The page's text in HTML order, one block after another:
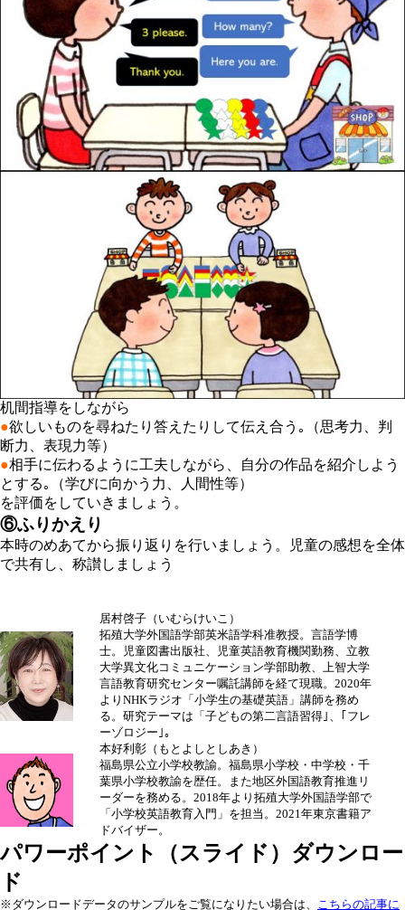
机間指導をしながら
●欲しいものを尋ねたり答えたりして伝え合う｡（思考力、判
断力、表現力等）
●相手に伝わるように工夫しながら、自分の作品を紹介しよう
とする｡（学びに向かう力、人間性等）
を評価をしていきましょう。
⑥ふりかえり
本時のめあてから振り返りを行いましょう。児童の感想を全体
で共有し、称讃しましょう
居村啓子（いむらけいこ）
拓殖大学外国語学部英米語学科准教授。言語学博
士。児童図書出版社、児童英語教育機関勤務、立教
大学異文化コミュニケーション学部助教、上智大学
言語教育研究センター嘱託講師を経て現職。2020年
よりNHKラジオ「小学生の基礎英語」講師を務め
る。研究テーマは「子どもの第二言語習得｣、｢フレ
ーゾロジー｣。
本好利彰（もとよしとしあき）
福島県公立小学校教諭。福島県小学校・中学校・千
葉県小学校教諭を歴任。また地区外国語教育推進リ
ーダーを務める。2018年より拓殖大学外国語学部で
「小学校英語教育入門」を担当。2021年東京書籍ア
ドバイザー。
パワーポイント（スライド）ダウンロー
ド
※ダウンロードデータのサンプルをご覧になりたい場合は、 こちらの記事に